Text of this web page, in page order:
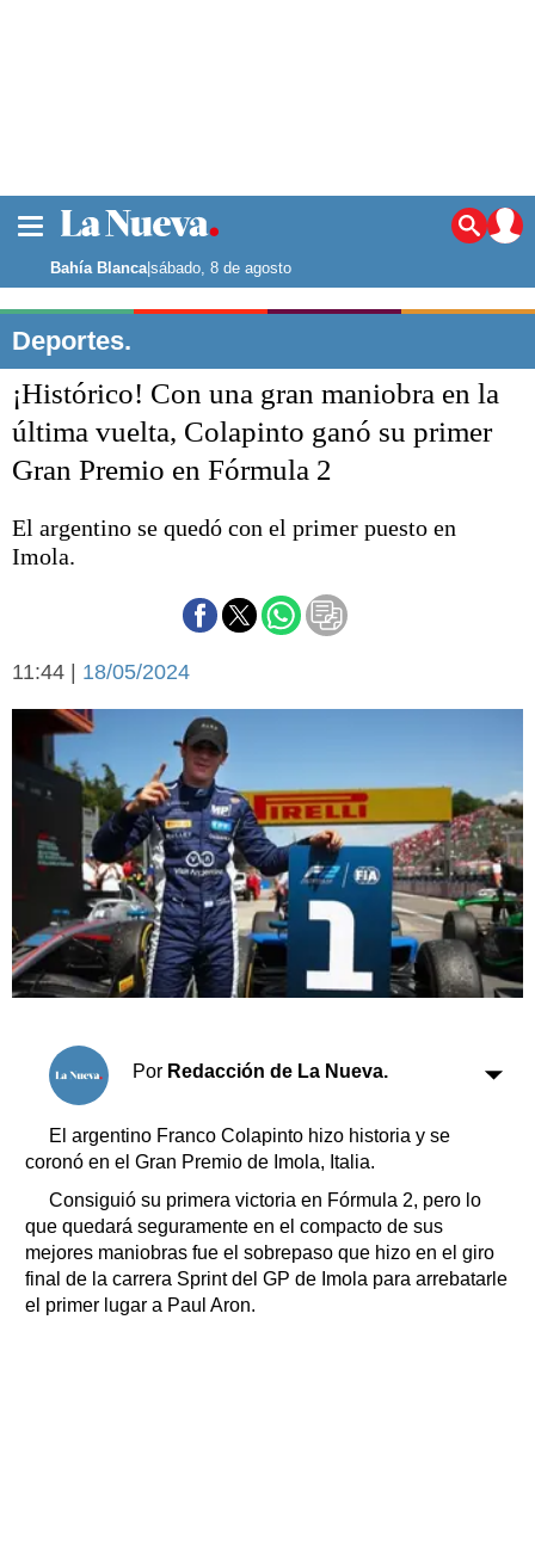
Noticias
La ciudad
Punta Alta
El mundo
Seguridad
Opinión
Escenario Olímpico
Liga del Sur
Federal A
Economía y campo
Economía y finanzas
Sociedad y tiempo
libre
Sociedad
Tecnología
Turismo
Salud
Es viral
El tiempo
Fúnebres
Clasificados
Suplementos
Servicios
Transportes
Loterías
Datos Útiles
Fúnebres
Bahía Blanca|sábado, 8 de agosto
Deportes.
¡Histórico! Con una gran maniobra en la
última vuelta, Colapinto ganó su primer
Gran Premio en Fórmula 2
El argentino se quedó con el primer puesto en
Imola.
11:44 | 18/05/2024
Por Redacción de La Nueva.
El argentino Franco Colapinto hizo historia y se
coronó en el Gran Premio de Imola, Italia.
Consiguió su primera victoria en Fórmula 2, pero lo
que quedará seguramente en el compacto de sus
mejores maniobras fue el sobrepaso que hizo en el giro
final de la carrera Sprint del GP de Imola para arrebatarle
el primer lugar a Paul Aron.